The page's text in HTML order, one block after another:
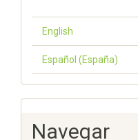
English
Español (España)
Navegar